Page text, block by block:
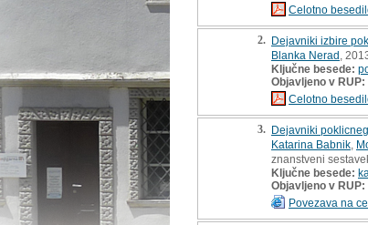
Celotno
2. Dejavniki izbire
Blanka Nerad ,
Ključne besede:
Objavljeno v RUP:
Celotno
3. Dejavniki
Katarina Babnik
znanstveni
Ključne besede:
Objavljeno v RUP:
Povezava na